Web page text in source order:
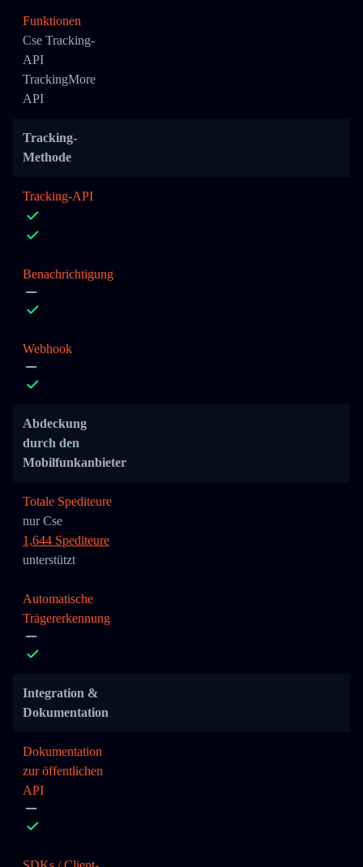
Funktionen
Cse Tracking-
API
TrackingMore
API
Tracking-
Methode
Tracking-API
Benachrichtigung
Webhook
Abdeckung
durch den
Mobilfunkanbieter
Totale Spediteure
nur Cse
1,644 Spediteure
unterstützt
Automatische
Trägererkennung
Integration &
Dokumentation
Dokumentation
zur öffentlichen
API